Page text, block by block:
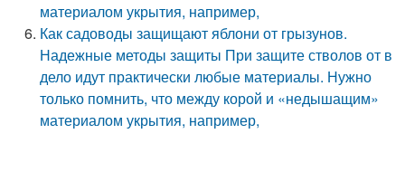
материалом укрытия, например,
Как садоводы защищают яблони от грызунов.
Надежные методы защиты При защите стволов от в
дело идут практически любые материалы. Нужно
только помнить, что между корой и «недышащим»
материалом укрытия, например,